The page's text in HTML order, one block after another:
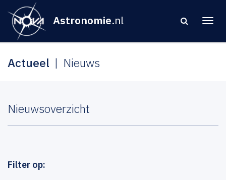
Astronomie.nl
Actueel Nieuws
Nieuwsoverzicht
Filter op: